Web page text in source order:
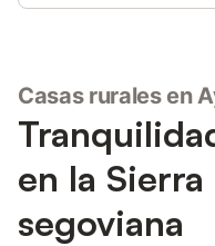
Casas rurales en
en la
segoviana